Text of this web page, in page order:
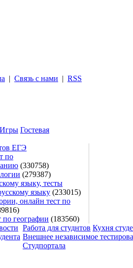
| Связь с нами | RSS
Игры Гостевая
ЕГЭ
по
(330758)
(279387)
языку, тесты
языку (233015)
онлайн тест по
по географии (183560)
Работа для студнтов Кухня
Внешнее независимое
Студпортала